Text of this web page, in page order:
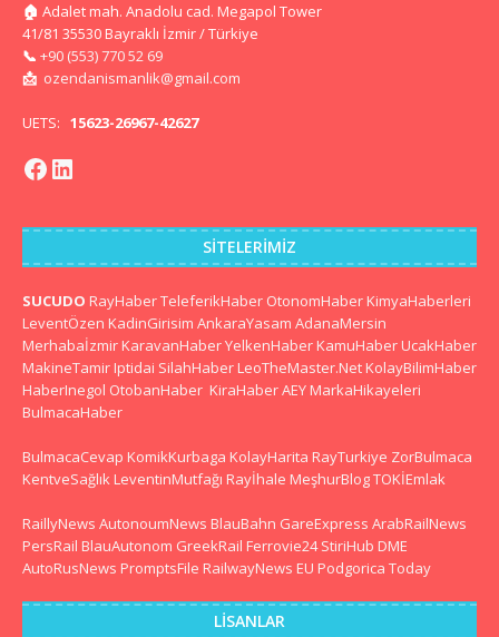
🏠 Adalet mah. Anadolu cad. Megapol Tower
41/81 35530 Bayraklı İzmir / Türkiye
📞 +90 (553) 770 52 69
📩 ozendanismanlik@gmail.com
UETS: 15623-26967-42627
SITELERIMIZ
SUCUDO RayHaberTeleferikHaber OtonomHaber KimyaHaberleri
LeventÖzen KadinGirisim AnkaraYasam AdanaMersin
Merhabaİzmir KaravanHaberYelkenHaber KamuHaber UcakHaber
MakineTamir Iptidai SilahHaber LeoTheMaster.Net KolayBilimHaber
HaberInegol OtobanHaber KiraHaberAEY MarkaHikayeleri
BulmacaHaber
BulmacaCevap KomikKurbaga KolayHarita RayTurkiye ZorBulmaca
KentveSağlık LeventinMutfağı Rayİhale MeşhurBlogTOKİEmlak
RaillyNews AutonoumNews BlauBahn GareExpress ArabRailNews
PersRail BlauAutonom GreekRail Ferrovie24 StiriHub DME
AutoRusNews PromptsFile RailwayNews EU Podgorica Today
LISANLAR